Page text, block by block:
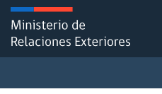
Click acá para ir directamente al